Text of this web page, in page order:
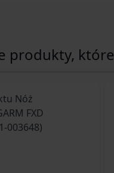
produkty,